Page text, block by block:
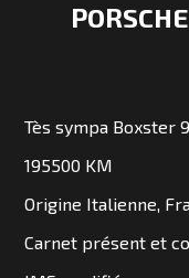
NOS
Tès sympa Boxster
195500 KM
Origine Italienne,
Carnet présent et